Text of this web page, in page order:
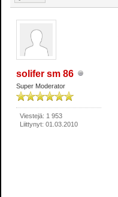
solifer sm 86
Super Moderator
Viestejä: 1 953
Liittynyt: 01.03.2010